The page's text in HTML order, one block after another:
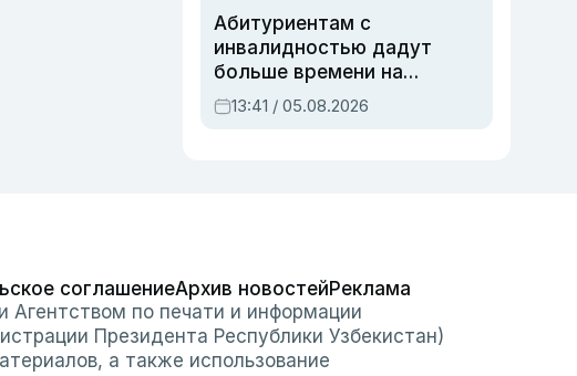
Абитуриентам с
инвалидностью дадут
больше времени на
вступительных
экзаменах
13:41 / 05.08.2026
соглашениеАрхив новостейРеклама
Агентством по печати и информации
Президента Республики Узбекистан)
а также использование